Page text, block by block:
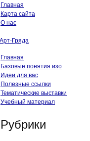
Главная
Карта сайта
О нас
Главная
Базовые понятия изо
Идеи для вас
Полезные ссылки
Тематические выставки
Учебный материал
Рубрики